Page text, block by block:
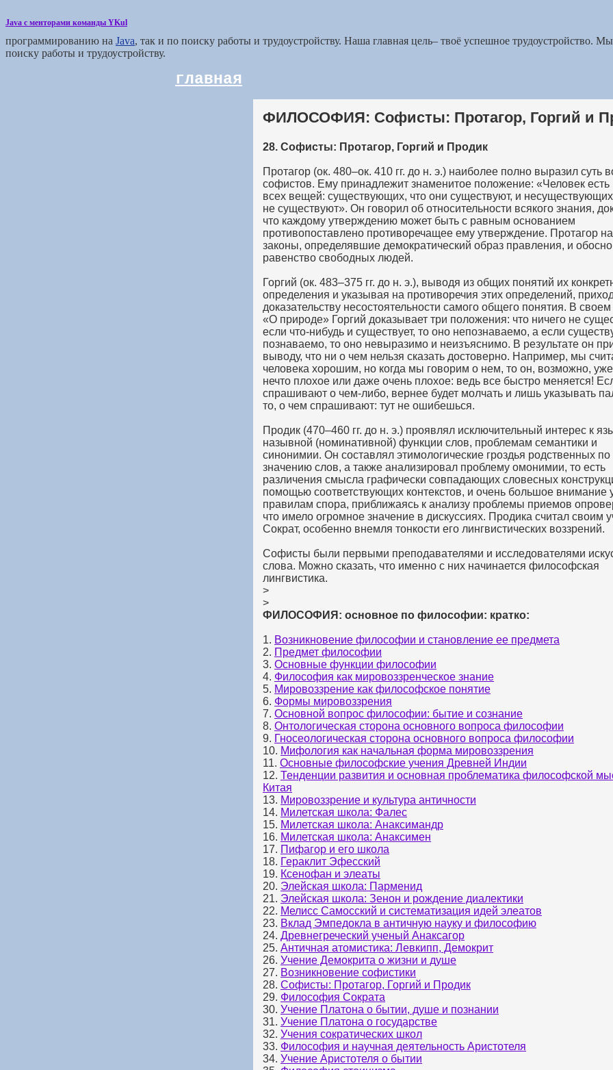
Java с менторами команды YKul
программированию на Java, так и по поиску работы и трудоустройству. Наша главная цель– твоё успешное трудоустройство.
поиску работы и трудоустройству.
главная
ФИЛОСОФИЯ: Софисты: Протагор, Горгий и
28. Софисты: Протагор, Горгий и Продик
Протагор (ок. 480–ок. 410 гг. до н. э.) наиболее полно выразил суть
софистов. Ему принадлежит знаменитое положение: «Человек
всех вещей: существующих, что они существуют, и
не существуют». Он говорил об относительности всякого знания,
что каждому утверждению может быть с равным основанием
противопоставлено противоречащее ему утверждение. Протагор
законы, определявшие демократический образ правления, и
равенство свободных людей.
Горгий (ок. 483–375 гг. до н. э.), выводя из общих понятий их
определения и указывая на противоречия этих определений,
доказательству несостоятельности самого общего понятия. В своем
«О природе» Горгий доказывает три положения: что ничего не
если что-нибудь и существует, то оно непознаваемо, а если
познаваемо, то оно невыразимо и неизъяснимо. В результате он
выводу, что ни о чем нельзя сказать достоверно. Например, мы
человека хорошим, но когда мы говорим о нем, то он, возможно,
нечто плохое или даже очень плохое: ведь все быстро меняется!
спрашивают о чем-либо, вернее будет молчать и лишь указывать
то, о чем спрашивают: тут не ошибешься.
Продик (470–460 гг. до н. э.) проявлял исключительный интерес к
назывной (номинативной) функции слов, проблемам семантики и
синонимии. Он составлял этимологические гроздья родственных по
значению слов, а также анализировал проблему омонимии, то есть
различения смысла графически совпадающих словесных
помощью соответствующих контекстов, и очень большое внимание
правилам спора, приближаясь к анализу проблемы приемов
что имело огромное значение в дискуссиях. Продика считал своим
Сократ, особенно внемля тонкости его лингвистических воззрений.
Софисты были первыми преподавателями и исследователями
слова. Можно сказать, что именно с них начинается философская
лингвистика.
>
>
ФИЛОСОФИЯ: основное по философии: кратко:
1. Возникновение философии и становление ее предмета
2. Предмет философии
3. Основные функции философии
4. Философия как мировоззренческое знание
5. Мировоззрение как философское понятие
6. Формы мировоззрения
7. Основной вопрос философии: бытие и сознание
8. Онтологическая сторона основного вопроса философии
9. Гносеологическая сторона основного вопроса философии
10. Мифология как начальная форма мировоззрения
11. Основные философские учения Древней Индии
12. Тенденции развития и основная проблематика философской
Китая
13. Мировоззрение и культура античности
14. Милетская школа: Фалес
15. Милетская школа: Анаксимандр
16. Милетская школа: Анаксимен
17. Пифагор и его школа
18. Гераклит Эфесский
19. Ксенофан и элеаты
20. Элейская школа: Парменид
21. Элейская школа: Зенон и рождение диалектики
22. Мелисс Самосский и систематизация идей элеатов
23. Вклад Эмпедокла в античную науку и философию
24. Древнегреческий ученый Анаксагор
25. Античная атомистика: Левкипп, Демокрит
26. Учение Демокрита о жизни и душе
27. Возникновение софистики
28. Софисты: Протагор, Горгий и Продик
29. Философия Сократа
30. Учение Платона о бытии, душе и познании
31. Учение Платона о государстве
32. Учения сократических школ
33. Философия и научная деятельность Аристотеля
34. Учение Аристотеля о бытии